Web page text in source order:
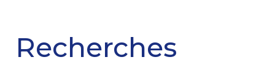
Recherches